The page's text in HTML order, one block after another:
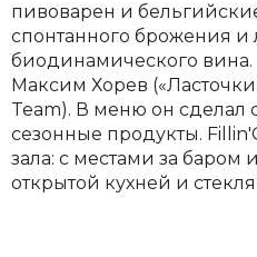
пивоварен и
спонтанного брожения и
биодинамического
Максим Хорев
Team). В меню он сделал
сезонные продукты.
зала: с местами за баром
открытой кухней и